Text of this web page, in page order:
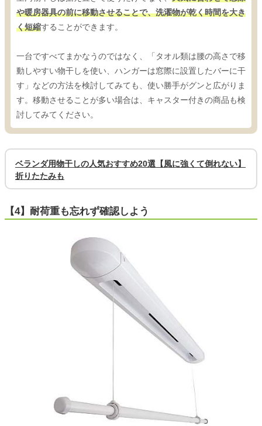
や暖房器具の前に移動させることで、洗濯物が乾く時間を大き
く短縮することができます。
一台ですべてまかなうのではなく、「タオル類は腰の高さで移
動しやすい物干しを使い、ハンガーは窓際に設置したバーに干
す」などの方法を検討してみても、使い勝手がグンと広がりま
す。移動させることが多い場合は、キャスター付きの商品も検
討してみてください。
ベランダ用物干しの人気おすすめ20選【風に強くて倒れない】
折りたたみも
【4】耐荷重も忘れず確認しよう